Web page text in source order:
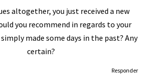
altogether, you just received a new
you recommend in regards to your
made some days in the past? Any
certain?
Responder